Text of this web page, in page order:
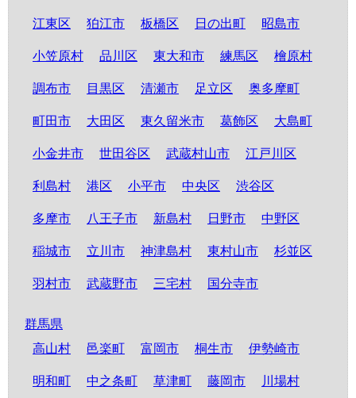
江東区 狛江市 板橋区 日の出町 昭島市
小笠原村 品川区 東大和市 練馬区 檜原村
調布市 目黒区 清瀬市 足立区 奥多摩町
町田市 大田区 東久留米市 葛飾区 大島町
小金井市 世田谷区 武蔵村山市 江戸川区
利島村 港区 小平市 中央区 渋谷区
多摩市 八王子市 新島村 日野市 中野区
稲城市 立川市 神津島村 東村山市 杉並区
羽村市 武蔵野市 三宅村 国分寺市
群馬県
高山村
邑楽町 富岡市 桐生市 伊勢崎市
明和町 中之条町 草津町 藤岡市 川場村